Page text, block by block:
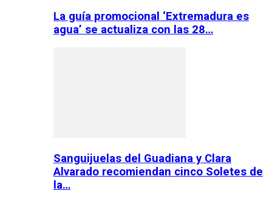
La guía promocional ‘Extremadura es
agua’ se actualiza con las 28…
Sanguijuelas del Guadiana y Clara
Alvarado recomiendan cinco Soletes de
la…